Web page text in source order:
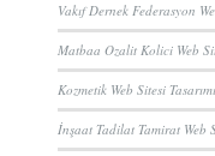
Vakıf Dernek Federasyon
Matbaa Ozalit Kolici Web
Kozmetik Web Sitesi Tasarımı
İnşaat Tadilat Tamirat Web